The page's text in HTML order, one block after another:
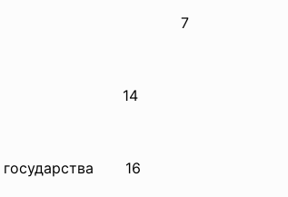
7
14
государства 16